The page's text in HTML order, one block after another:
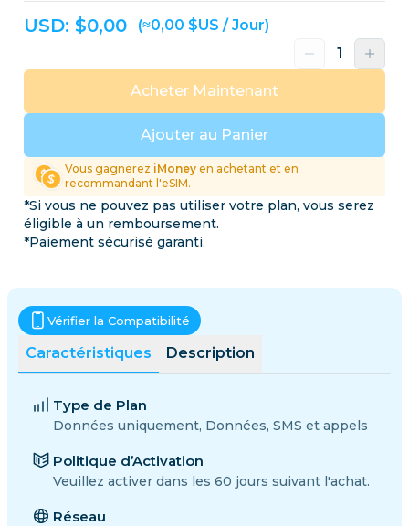
USD: $0,00 (≈0,00 $US / Jour)
Ajouter au Panier
Acheter Maintenant
Vous gagnerez iMoney en achetant et en
recommandant l'eSIM.
*Si vous ne pouvez pas utiliser votre plan, vous serez
éligible à un remboursement.
*Paiement sécurisé garanti.
Caractéristiques Description
Vérifier la Compatibilité
Type de Plan
Données uniquement, Données, SMS et appels
Politique d’Activation
Veuillez activer dans les 60 jours suivant l'achat.
Réseau